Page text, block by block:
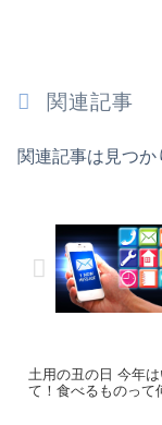
関連記事
関連記事は見つか
土用の丑の日 今年
て！食べるものって